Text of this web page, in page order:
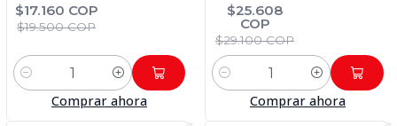
$17.160 COP
$19.500 COP
Cantidad
Comprar ahora
$25.608
COP
$29.100 COP
Cantidad
Comprar ahora